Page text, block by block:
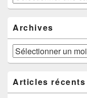
Archives
Archives
Articles récents